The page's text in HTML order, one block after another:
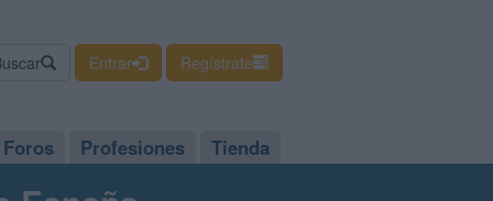
Entrar Regístrate
Foros Profesiones Tienda